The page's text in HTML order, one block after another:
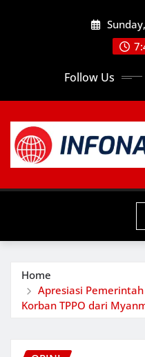
Follow Us
Home
Apresiasi
Korban TPPO dari